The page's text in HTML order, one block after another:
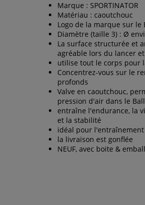
Marque : SPORTINATOR
Matériau : caoutchouc
Logo de la marque sur le
Diamètre (taille 3) : Ø
La surface structurée et
agréable lors du lancer
utilise tout le corps pour
Concentrez-vous sur le
profonds
Valve en caoutchouc,
pression d'air dans le
entraîne l'endurance, la
et la stabilité
idéal pour
la livraison est gonflée
NEUF, avec boite &